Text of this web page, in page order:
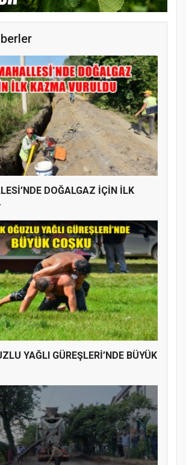
DOĞALGAZ İÇİN İLK
YAĞLI GÜREŞLERİ’NDE BÜYÜK